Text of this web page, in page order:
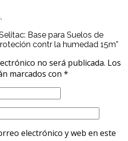
Base para Suelos de
contr la humedad 15m”
no será publicada. Los
marcados con *
electrónico y web en este